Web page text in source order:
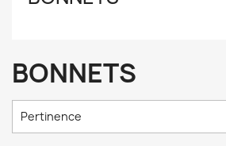
BONNETS
Pertinence